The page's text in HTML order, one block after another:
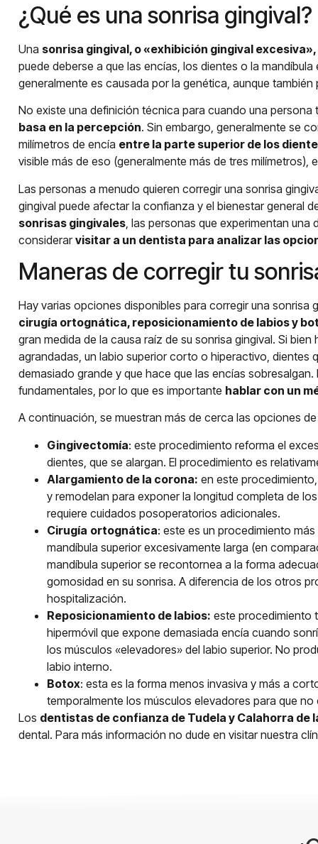
¿Qué es una sonrisa gingival?
Una sonrisa gingival, o «exhibición gingival excesiva»,
puede deberse a que las encías, los dientes o la
generalmente es causada por la genética, aunque
No existe una definición técnica para cuando una
basa en la percepción. Sin embargo, generalmente se
milímetros de encía entre la parte superior de los
visible más de eso (generalmente más de tres
Las personas a menudo quieren corregir una sonrisa
gingival puede afectar la confianza y el bienestar general
sonrisas gingivales , las personas que experimentan
considerarvisitar a un dentista para analizar las
Maneras de corregir tu
Hay varias opciones disponibles para corregir una sonrisa
cirugía ortognática, reposicionamiento de labios y
gran medida de la causa raíz de su sonrisa gingival. Si
agrandadas, un labio superior corto o hiperactivo, dientes
demasiado grande y que hace que las encías
fundamentales, por lo que es importante hablar con un
A continuación, se muestran más de cerca las opciones
Gingivectomía: este procedimiento reforma el
dientes, que se alargan. El procedimiento es
Alargamiento de la corona: en este
y remodelan para exponer la longitud completa de
requiere cuidados posoperatorios adicionales.
Cirugía ortognática: este es un procedimiento
mandíbula superior excesivamente larga (en
mandíbula superior se recontornea a la forma
gomosidad en su sonrisa. A diferencia de los otros
hospitalización.
Reposicionamiento de labios: este procedimiento
hipermóvil que expone demasiada encía cuando
los músculos «elevadores» del labio superior. No
labio interno.
Botox: esta es la forma menos invasiva y más a
temporalmente los músculos elevadores para que
Los dentistas de confianza de Tudela y Calahorra de
dental. Para más información no dude en visitar nuestra